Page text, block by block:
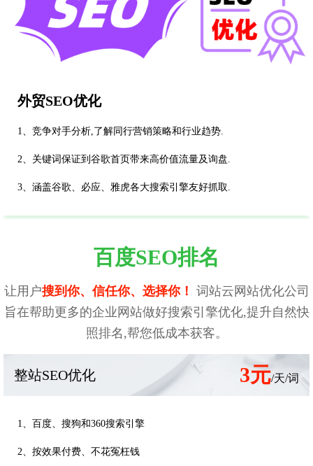
外贸SEO优化
1、竞争对手分析,了解同行营销策略和行业趋势.
2、关键词保证到谷歌首页带来高价值流量及询盘.
3、涵盖谷歌、必应、雅虎各大搜索引擎友好抓取.
百度SEO排名
让用户搜到你、信任你、选择你！ 词站云网站优化公司
旨在帮助更多的企业网站做好搜索引擎优化,提升自然快
照排名,帮您低成本获客。
整站SEO优化 3元/天/词
1、百度、搜狗和360搜索引擎
2、按效果付费、不花冤枉钱